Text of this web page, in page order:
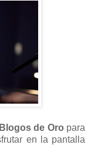
de Oro para
en la pantalla